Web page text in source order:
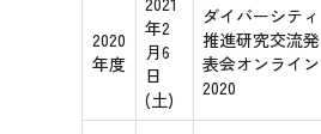
2020
年度
年2
月6
日
(土)
ダイバーシティ
推進研究交流発
表会オンライン
2020